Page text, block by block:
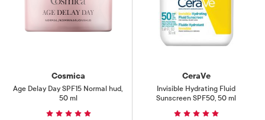
Cosmica
Age Delay Day SPF15 Normal hud,
50 ml
CeraVe
Invisible Hydrating Fluid
Sunscreen SPF50, 50 ml